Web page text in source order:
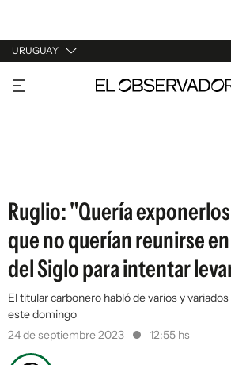
URUGUAY
URUGUAY
ARGENTINA
Ruglio: "Quería
que no querían reunirse
del Siglo para intentar
El titular carbonero habló de varios y
este domingo
24 de septiembre 2023
12:55 hs